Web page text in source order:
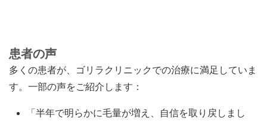
患者の声
多くの患者が、ゴリラクリニックでの治療に満足していま
す。一部の声をご紹介します：
「半年で明らかに毛量が増え、自信を取り戻しまし